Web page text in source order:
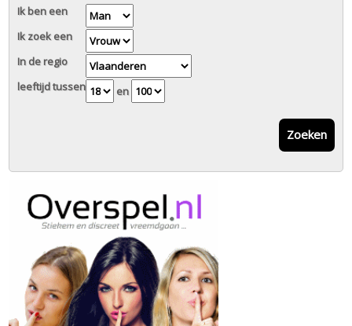
Ik ben een
Ik zoek een
In de regio
leeftijd tussen
en
Zoeken